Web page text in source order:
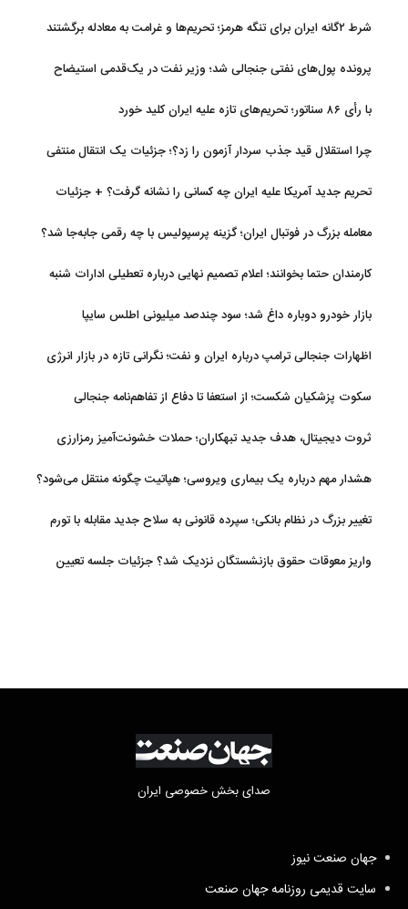
شرط ۲گانه ایران برای تنگه هرمز؛ تحریم‌ها و غرامت به معادله برگشتند
پرونده پول‌های نفتی جنجالی شد؛ وزیر نفت در یک‌قدمی استیضاح
با رأی ۸۶ سناتور؛ تحریم‌های تازه علیه ایران کلید خورد
چرا استقلال قید جذب سردار آزمون را زد؟؛ جزئیات یک انتقال منتفی
تحریم جدید آمریکا علیه ایران چه کسانی را نشانه گرفت؟ + جزئیات
معامله بزرگ در فوتبال ایران؛ گزینه پرسپولیس با چه رقمی جابه‌جا شد؟
کارمندان حتما بخوانند؛ اعلام تصمیم نهایی درباره تعطیلی ادارات شنبه
بازار خودرو دوباره داغ شد؛ سود چندصد میلیونی اطلس سایپا
اظهارات جنجالی ترامپ درباره ایران و نفت؛ نگرانی تازه در بازار انرژی
سکوت پزشکیان شکست؛ از استعفا تا دفاع از تفاهم‌نامه جنجالی
ثروت دیجیتال، هدف جدید تبهکاران؛ حملات خشونت‌آمیز رمزارزی
هشدار مهم درباره یک بیماری ویروسی؛ هپاتیت چگونه منتقل می‌شود؟
تغییر بزرگ در نظام بانکی؛ سپرده قانونی به سلاح جدید مقابله با تورم
واریز معوقات حقوق بازنشستگان نزدیک شد؟ جزئیات جلسه تعیین
صدای بخش خصوصی ایران
جهان صنعت نیوز
سایت قدیمی روزنامه جهان صنعت